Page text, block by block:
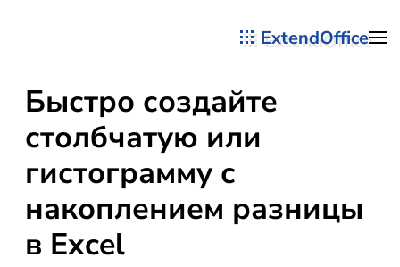
ExtendOffice
Быстро создайте
столбчатую или
гистограмму с
накоплением разницы
в Excel